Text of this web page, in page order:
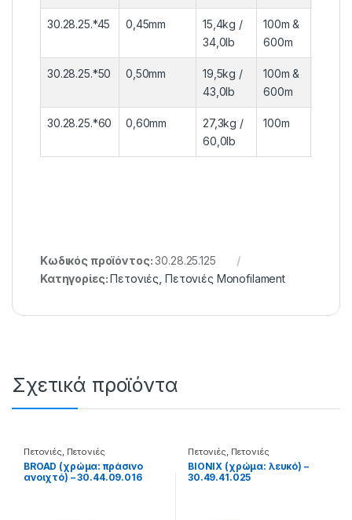
30.28.25.*45 0,45mm
15,4kg /
34,0lb
100m &
600m
30.28.25.*50 0,50mm
19,5kg /
43,0lb
100m &
600m
30.28.25.*60 0,60mm
27,3kg /
60,0lb
100m
Κωδικός προϊόντος:30.28.25.125
Κατηγορίες:Πετονιές Πετονιές Monofilament
Σχετικά προϊόντα
Πετονιές Πετονιές
Monofilament
BROAD (χρώμα: πράσινο
ανοιχτό) – 30.44.09.016
Πετονιές Πετονιές
Monofilament
BIONIX (χρώμα: λευκό) –
30.49.41.025